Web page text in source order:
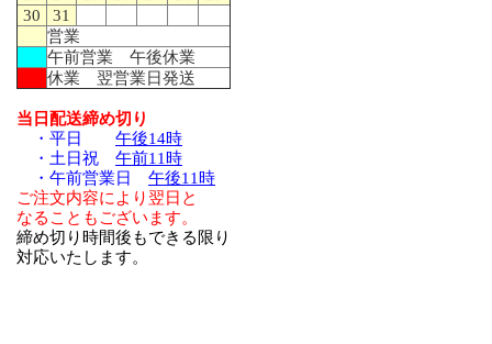
30
31
営業
午前営業 午後休業
休業 翌営業日発送
当日配送締め切り
・平日 午後14時
・土日祝 午前11時
・午前営業日 午後11時
ご注文内容により翌日と
なることもございます。
締め切り時間後もできる限り
対応いたします。